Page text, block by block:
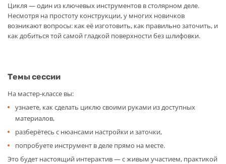
Цикля — один из ключевых инструментов в столярном деле.
Несмотря на простоту конструкции, у многих новичков
возникают вопросы: как её изготовить, как правильно заточить, и
как добиться той самой гладкой поверхности без шлифовки.
Темы сессии
На мастер-классе вы:
узнаете, как сделать циклю своими руками из доступных
материалов,
разберётесь с нюансами настройки и заточки,
попробуете инструмент в деле прямо на месте.
Это будет настоящий интерактив — с живым участием, практикой